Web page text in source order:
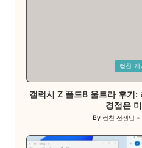
컴친
갤럭시 Z 폴드8 울트라 후기:
경점은
Posted
By 컴친 선생님